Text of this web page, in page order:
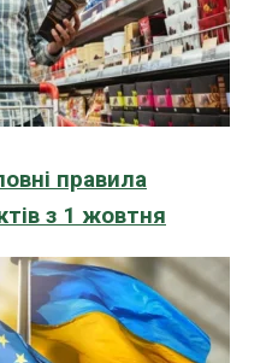
правила
з 1 жовтня